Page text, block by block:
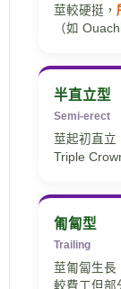
莖較硬挺，
（如
半直立型
Semi-erect
莖起初直立
Triple
匍匐型
Trailing
莖匍匐生長
較費工但部